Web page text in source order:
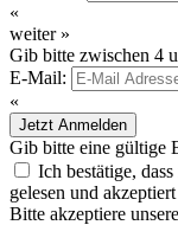
«
weiter »
Gib bitte zwischen 4
E-Mail:
«
Jetzt Anmelden
Gib bitte eine gültige
Ich bestätige,
gelesen und
Bitte akzeptiere